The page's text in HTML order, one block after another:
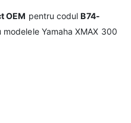
OEM pentru codulB74-
Yamaha XMAX 300